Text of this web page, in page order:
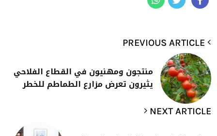
منتجون ومهنيون في القطاع الفلاحي
يثيرون تعرض مزارع الطماطم للخطر
NEXT ARTICLE